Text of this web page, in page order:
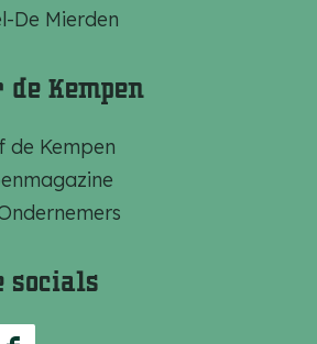
De Mierden
de Kempen
de Kempen
socials